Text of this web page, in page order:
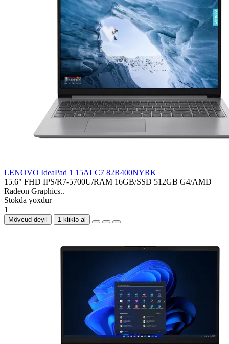
LENOVO IdeaPad 1 15ALC7 82R400NYRK
15.6" FHD IPS/R7-5700U/RAM 16GB/SSD 512GB G4/AMD
Radeon Graphics..
Stokda yoxdur
1
Mövcud deyil 1 kliklə al